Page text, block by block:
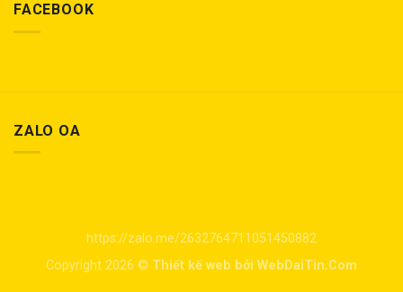
FACEBOOK
ZALO OA
https://zalo.me/2632764711051450882
Copyright 2026 © Thiết kế web bởi WebDaiTin.Com